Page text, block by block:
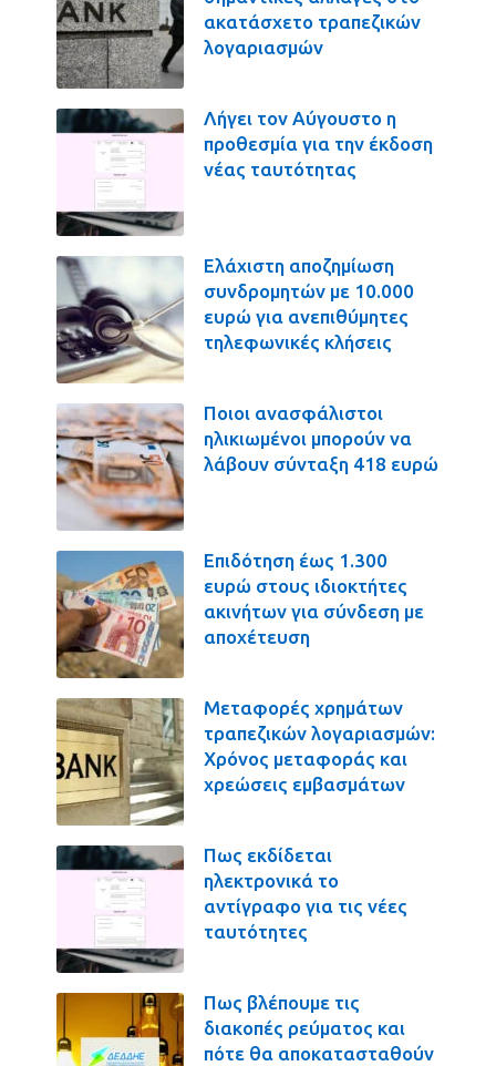
ακατάσχετο τραπεζικών
λογαριασμών
Λήγει τον Αύγουστο η
προθεσμία για την έκδοση
νέας ταυτότητας
Ελάχιστη αποζημίωση
συνδρομητών με 10.000
ευρώ για ανεπιθύμητες
τηλεφωνικές κλήσεις
Ποιοι ανασφάλιστοι
ηλικιωμένοι μπορούν να
λάβουν σύνταξη 418 ευρώ
Επιδότηση έως 1.300
ευρώ στους ιδιοκτήτες
ακινήτων για σύνδεση με
αποχέτευση
Μεταφορές χρημάτων
τραπεζικών λογαριασμών:
Χρόνος μεταφοράς και
χρεώσεις εμβασμάτων
Πως εκδίδεται
ηλεκτρονικά το
αντίγραφο για τις νέες
ταυτότητες
Πως βλέπουμε τις
διακοπές ρεύματος και
πότε θα αποκατασταθούν